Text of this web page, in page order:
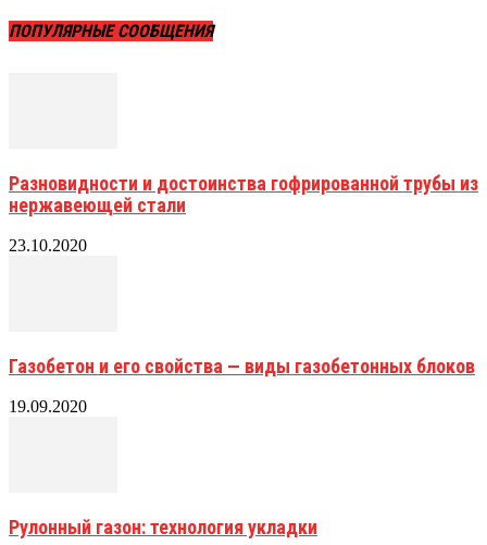
ПОПУЛЯРНЫЕ СООБЩЕНИЯ
Разновидности и достоинства гофрированной трубы из
нержавеющей стали
23.10.2020
Газобетон и его свойства — виды газобетонных блоков
19.09.2020
Рулонный газон: технология укладки